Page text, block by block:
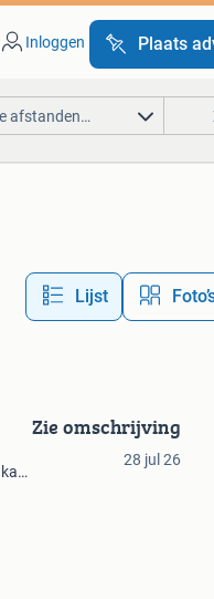
Inloggen Plaats
afstanden…
Lijst
Zie omschrijving
28 jul 26